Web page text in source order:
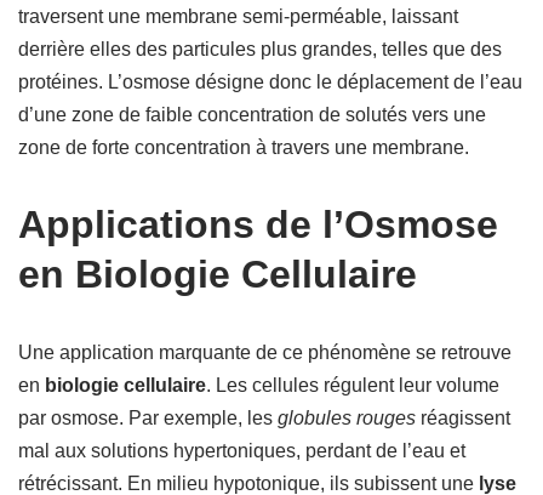
traversent une membrane semi-perméable, laissant
derrière elles des particules plus grandes, telles que des
protéines. L’osmose désigne donc le déplacement de l’eau
d’une zone de faible concentration de solutés vers une
zone de forte concentration à travers une membrane.
Applications de l’Osmose
en Biologie Cellulaire
Une application marquante de ce phénomène se retrouve
en biologie cellulaire. Les cellules régulent leur volume
par osmose. Par exemple, les globules rouges réagissent
mal aux solutions hypertoniques, perdant de l’eau et
rétrécissant. En milieu hypotonique, ils subissent une lyse